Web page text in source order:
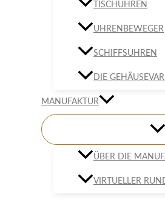
TISCHUHREN
UHRENBEWEGER
SCHIFFSUHREN
DIE
MANUFAKTUR
ÜBER DIE
VIRTUELLER